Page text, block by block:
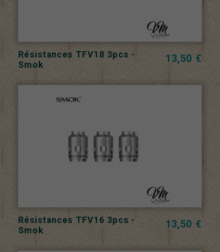
Résistances TFV18 3pcs -
Smok
13,50 €
Résistances TFV16 3pcs -
Smok
13,50 €